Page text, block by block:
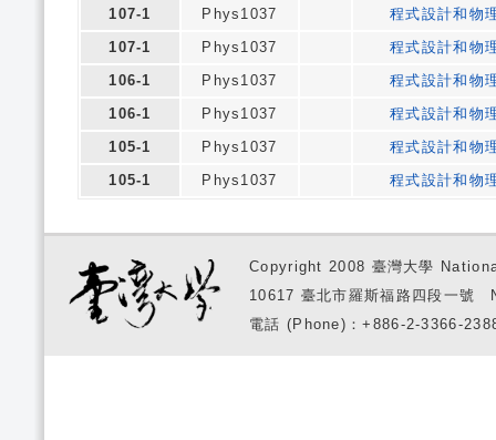
107-1
Phys1037
程式設計和物
107-1
Phys1037
程式設計和物
106-1
Phys1037
程式設計和物
106-1
Phys1037
程式設計和物
105-1
Phys1037
程式設計和物
105-1
Phys1037 程式設計和物
Copyright 2008 臺灣大學
10617 臺北市羅斯福路四段一
電話 (Phone)：+886-2-3366-